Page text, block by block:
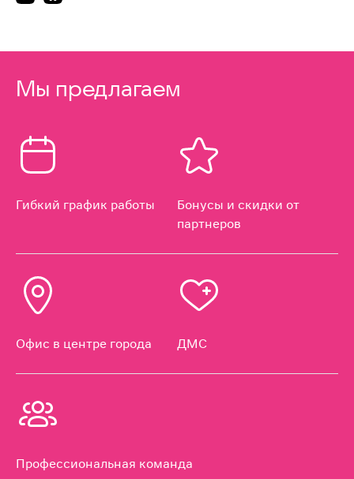
Мы предлагаем
Гибкий график работы
Бонусы и скидки от
партнеров
Офис в центре города ДМС
Профессиональная команда